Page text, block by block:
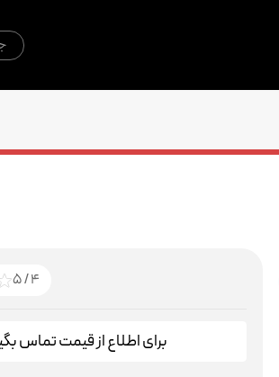
4 / 5
برای اطلاع از قیمت تماس